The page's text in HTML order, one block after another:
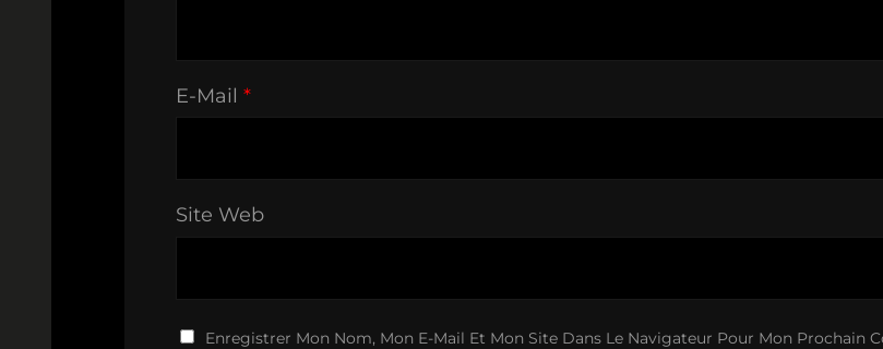
E-Mail*
Site Web
Enregistrer Mon Nom, Mon E-Mail Et Mon Site Dans Le Navigateur Pour Mon Prochain